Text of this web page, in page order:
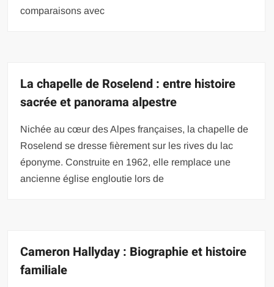
comparaisons avec
La chapelle de Roselend : entre histoire
sacrée et panorama alpestre
Nichée au cœur des Alpes françaises, la chapelle de
Roselend se dresse fièrement sur les rives du lac
éponyme. Construite en 1962, elle remplace une
ancienne église engloutie lors de
Cameron Hallyday : Biographie et histoire
familiale